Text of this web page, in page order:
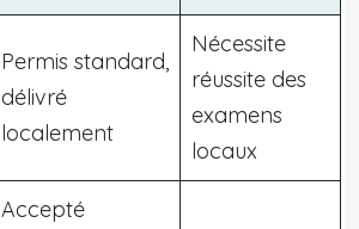
Permis standard,
délivré
localement
Nécessite
réussite des
examens
locaux
Accepté